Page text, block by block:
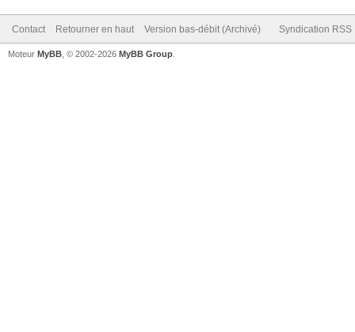
Contact Retourner en haut Version bas-débit (Archivé) Syndication RSS
Moteur MyBB , © 2002-2026 MyBB Group